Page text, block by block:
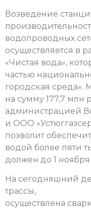
Возведение
водопроводных
осуществляется в
«Чистая вода»,
частью
городская
на сумму 177,7
администрацией
и ООО
позволит
водой более пяти
должен до 1 ноября
На сегодняшний
трассы,
осуществлена